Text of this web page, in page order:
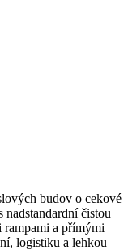
budov o cekové
čistou
rampami a přímými
logistiku a lehkou